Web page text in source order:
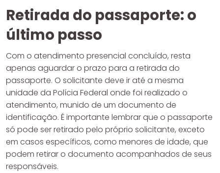
Retirada do passaporte: o
último passo
Com o atendimento presencial concluído, resta
apenas aguardar o prazo para a retirada do
passaporte. O solicitante deve ir até a mesma
unidade da Polícia Federal onde foi realizado o
atendimento, munido de um documento de
identificação. É importante lembrar que o passaporte
só pode ser retirado pelo próprio solicitante, exceto
em casos específicos, como menores de idade, que
podem retirar o documento acompanhados de seus
responsáveis.